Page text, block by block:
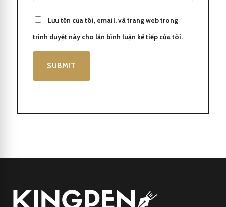
cấp, mang đến cho khách hàng những trải nghiệm viết tuyệt vời
Lưu tên của tôi, email, và trang web trong
trình duyệt này cho lần bình luận kế tiếp của tôi.